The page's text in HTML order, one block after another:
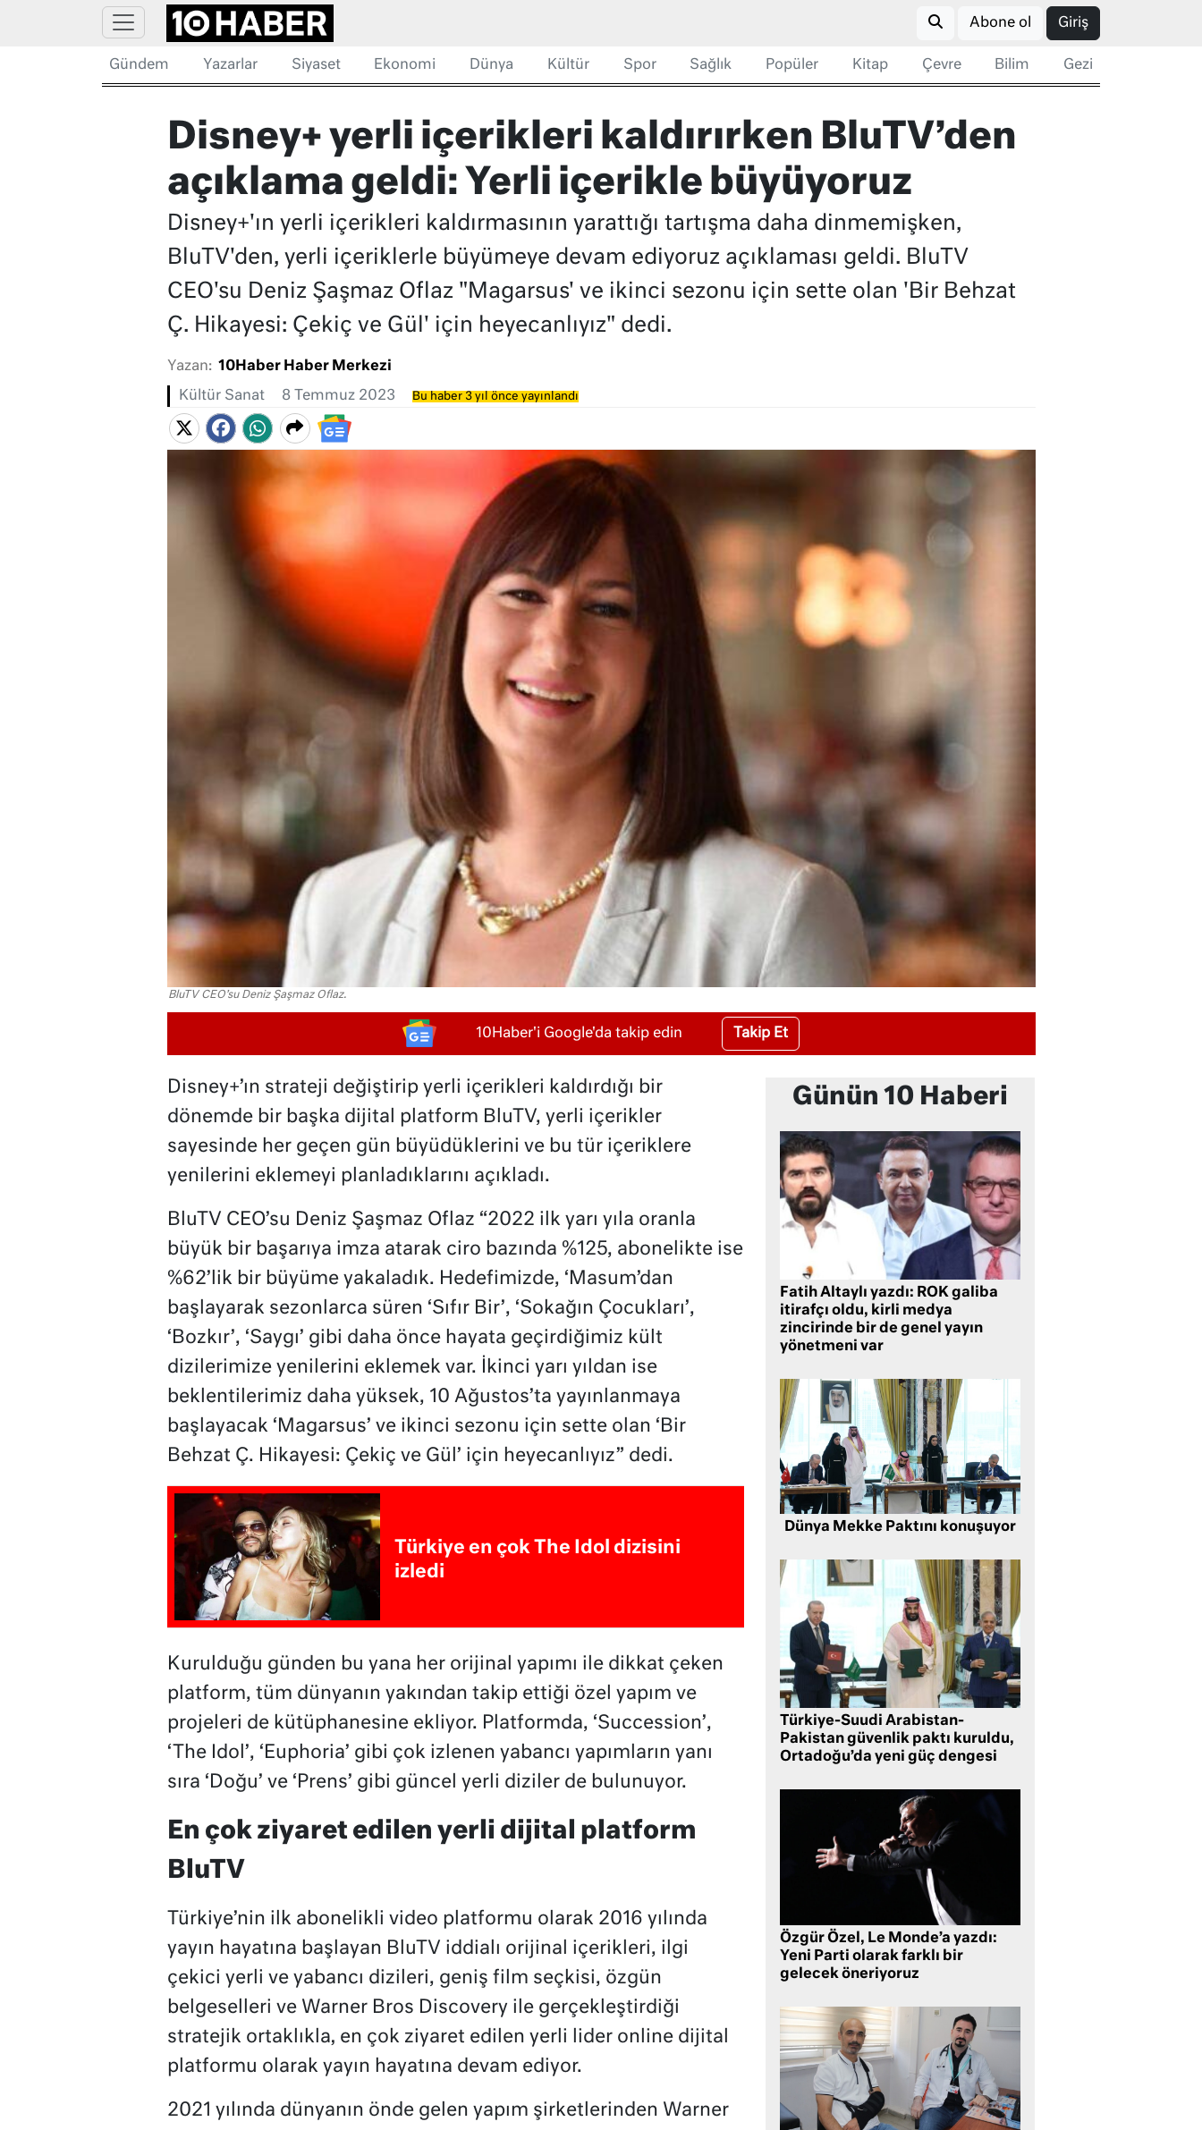
Abone ol Giriş
Gündem Yazarlar Siyaset Ekonomi Dünya Kültür Spor Sağlık Popüler Kitap Çevre Bilim Gezi
Disney+ yerli içerikleri kaldırırken BluTV’den
açıklama geldi: Yerli içerikle büyüyoruz
Disney+'ın yerli içerikleri kaldırmasının yarattığı tartışma daha dinmemişken,
BluTV'den, yerli içeriklerle büyümeye devam ediyoruz açıklaması geldi. BluTV
CEO'su Deniz Şaşmaz Oflaz "Magarsus' ve ikinci sezonu için sette olan 'Bir Behzat
Ç. Hikayesi: Çekiç ve Gül' için heyecanlıyız" dedi.
Yazan: 10Haber Haber Merkezi
Kültür Sanat 8 Temmuz 2023 Bu haber 3 yıl önce yayınlandı
BluTV CEO’su Deniz Şaşmaz Oflaz.
10Haber'i Google'da takip edin Takip Et
Disney+’ın strateji değiştirip yerli içerikleri kaldırdığı bir
dönemde bir başka dijital platform BluTV, yerli içerikler
sayesinde her geçen gün büyüdüklerini ve bu tür içeriklere
yenilerini eklemeyi planladıklarını açıkladı.
BluTV CEO’su Deniz Şaşmaz Oflaz “2022 ilk yarı yıla oranla
büyük bir başarıya imza atarak ciro bazında %125, abonelikte ise
%62’lik bir büyüme yakaladık. Hedefimizde, ‘Masum’dan
başlayarak sezonlarca süren ‘Sıfır Bir’, ‘Sokağın Çocukları’,
‘Bozkır’, ‘Saygı’ gibi daha önce hayata geçirdiğimiz kült
dizilerimize yenilerini eklemek var. İkinci yarı yıldan ise
beklentilerimiz daha yüksek, 10 Ağustos’ta yayınlanmaya
başlayacak ‘Magarsus’ ve ikinci sezonu için sette olan ‘Bir
Behzat Ç. Hikayesi: Çekiç ve Gül’ için heyecanlıyız” dedi.
Türkiye en çok The Idol dizisini
izledi
Kurulduğu günden bu yana her orijinal yapımı ile dikkat çeken
platform, tüm dünyanın yakından takip ettiği özel yapım ve
projeleri de kütüphanesine ekliyor. Platformda, ‘Succession’,
‘The Idol’, ‘Euphoria’ gibi çok izlenen yabancı yapımların yanı
sıra ‘Doğu’ ve ‘Prens’ gibi güncel yerli diziler de bulunuyor.
En çok ziyaret edilen yerli dijital platform
BluTV
Türkiye’nin ilk abonelikli video platformu olarak 2016 yılında
yayın hayatına başlayan BluTV iddialı orijinal içerikleri, ilgi
çekici yerli ve yabancı dizileri, geniş film seçkisi, özgün
belgeselleri ve Warner Bros Discovery ile gerçekleştirdiği
stratejik ortaklıkla‚ en çok ziyaret edilen yerli lider online dijital
platformu olarak yayın hayatına devam ediyor.
2021 yılında dünyanın önde gelen yapım şirketlerinden Warner
Günün 10 Haberi
Fatih Altaylı yazdı: ROK galiba
itirafçı oldu, kirli medya
zincirinde bir de genel yayın
yönetmeni var
Dünya Mekke Paktını konuşuyor
Türkiye-Suudi Arabistan-
Pakistan güvenlik paktı kuruldu,
Ortadoğu’da yeni güç dengesi
Özgür Özel, Le Monde’a yazdı:
Yeni Parti olarak farklı bir
gelecek öneriyoruz